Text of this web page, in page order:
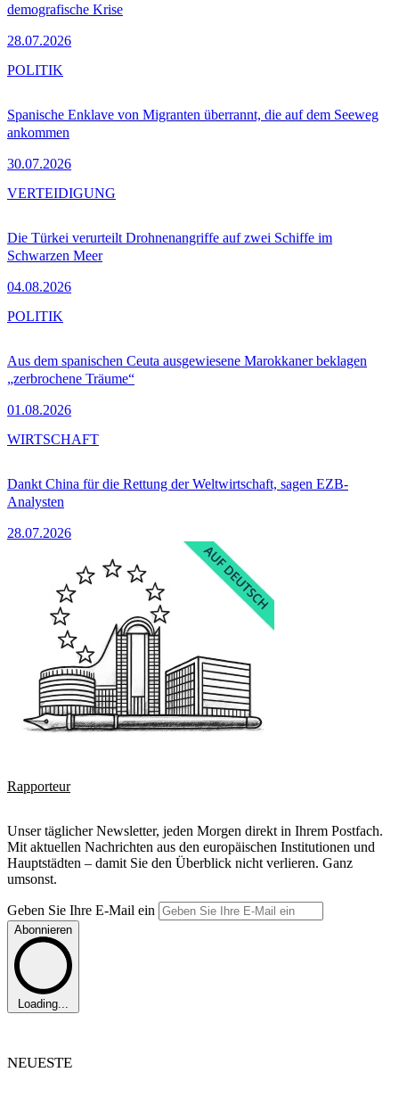
demografische Krise
28.07.2026
Spanische Enklave von Migranten überrannt, die auf dem Seeweg
ankommen
30.07.2026
POLITIK
Die Türkei verurteilt Drohnenangriffe auf zwei Schiffe im
Schwarzen Meer
04.08.2026
VERTEIDIGUNG
Aus dem spanischen Ceuta ausgewiesene Marokkaner beklagen
„zerbrochene Träume“
01.08.2026
POLITIK
Dankt China für die Rettung der Weltwirtschaft, sagen EZB-
Analysten
28.07.2026
WIRTSCHAFT
Rapporteur
Unser täglicher Newsletter, jeden Morgen direkt in Ihrem Postfach.
Mit aktuellen Nachrichten aus den europäischen Institutionen und
Hauptstädten – damit Sie den Überblick nicht verlieren. Ganz
umsonst.
Geben Sie Ihre E-Mail ein
Abonnieren
Loading...
NEUESTE